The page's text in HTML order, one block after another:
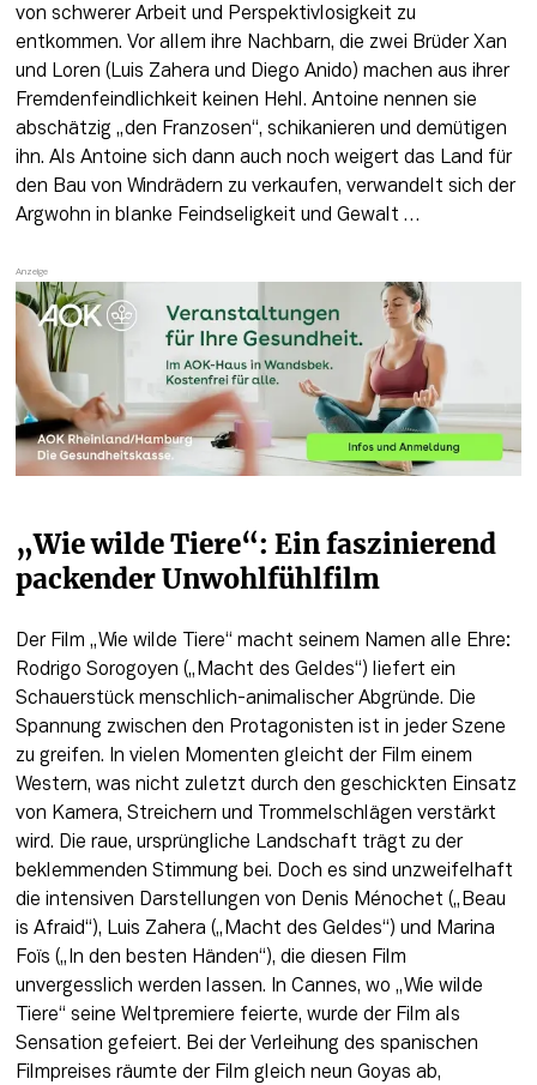
von schwerer Arbeit und Perspektivlosigkeit zu
entkommen. Vor allem ihre Nachbarn, die zwei Brüder Xan
und Loren (Luis Zahera und Diego Anido) machen aus ihrer
Fremdenfeindlichkeit keinen Hehl. Antoine nennen sie
abschätzig „den Franzosen“, schikanieren und demütigen
ihn. Als Antoine sich dann auch noch weigert das Land für
den Bau von Windrädern zu verkaufen, verwandelt sich der
Argwohn in blanke Feindseligkeit und Gewalt …
„Wie wilde Tiere“: Ein faszinierend
packender Unwohlfühlfilm
Der Film „Wie wilde Tiere“ macht seinem Namen alle Ehre:
Rodrigo Sorogoyen („Macht des Geldes“) liefert ein
Schauerstück menschlich-animalischer Abgründe. Die
Spannung zwischen den Protagonisten ist in jeder Szene
zu greifen. In vielen Momenten gleicht der Film einem
Western, was nicht zuletzt durch den geschickten Einsatz
von Kamera, Streichern und Trommelschlägen verstärkt
wird. Die raue, ursprüngliche Landschaft trägt zu der
beklemmenden Stimmung bei. Doch es sind unzweifelhaft
die intensiven Darstellungen von Denis Ménochet („Beau
is Afraid“), Luis Zahera („Macht des Geldes“) und Marina
Foïs („In den besten Händen“), die diesen Film
unvergesslich werden lassen. In Cannes, wo „Wie wilde
Tiere“ seine Weltpremiere feierte, wurde der Film als
Sensation gefeiert. Bei der Verleihung des spanischen
Filmpreises räumte der Film gleich neun Goyas ab,